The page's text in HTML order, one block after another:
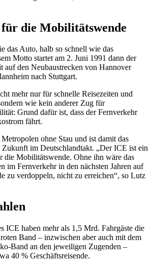
die Mobilitätswende
das Auto, halb so schnell wie das
Motto startet am 2. Juni 1991 dann der
auf den Neubaustrecken von Hannover
nach Stuttgart.
mehr nur für schnelle Reisezeiten und
wie kein anderer Zug für
Grund dafür ist, dass der Fernverkehr
fährt.
ohne Stau und ist damit das
im Deutschlandtakt. „Der ICE ist ein
die Mobilitätswende. Ohne ihn wäre das
im Fernverkehr in den nächsten Jahren auf
zu verdoppeln, nicht zu erreichen“, so Lutz
ICE haben mehr als 1,5 Mrd. Fahrgäste die
Band – inzwischen aber auch mit dem
Band an den jeweiligen Zugenden –
40 % Geschäftsreisende.